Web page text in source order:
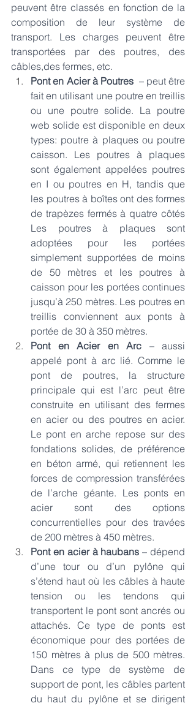
peuvent être classés en fonction de la
composition de leur système de
transport. Les charges peuvent être
transportées par des poutres, des
câbles,des fermes, etc.
Pont en Acier à Poutres – peut être
fait en utilisant une poutre en treillis
ou une poutre solide. La poutre
web solide est disponible en deux
types: poutre à plaques ou poutre
caisson. Les poutres à plaques
sont également appelées poutres
en I ou poutres en H, tandis que
les poutres à boîtes ont des formes
de trapèzes fermés à quatre côtés
Les poutres à plaques sont
adoptées pour les portées
simplement supportées de moins
de 50 mètres et les poutres à
caisson pour les portées continues
jusqu’à 250 mètres. Les poutres en
treillis conviennent aux ponts à
portée de 30 à 350 mètres.
Pont en Acier en Arc – aussi
appelé pont à arc lié. Comme le
pont de poutres, la structure
principale qui est l’arc peut être
construite en utilisant des fermes
en acier ou des poutres en acier.
Le pont en arche repose sur des
fondations solides, de préférence
en béton armé, qui retiennent les
forces de compression transférées
de l’arche géante. Les ponts en
acier sont des options
concurrentielles pour des travées
de 200 mètres à 450 mètres.
Pont en acier à haubans – dépend
d’une tour ou d’un pylône qui
s’étend haut où les câbles à haute
tension ou les tendons qui
transportent le pont sont ancrés ou
attachés. Ce type de ponts est
économique pour des portées de
150 mètres à plus de 500 mètres.
Dans ce type de système de
support de pont, les câbles partent
du haut du pylône et se dirigent